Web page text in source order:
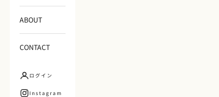
ABOUT
CONTACT
ログイン
Instagram